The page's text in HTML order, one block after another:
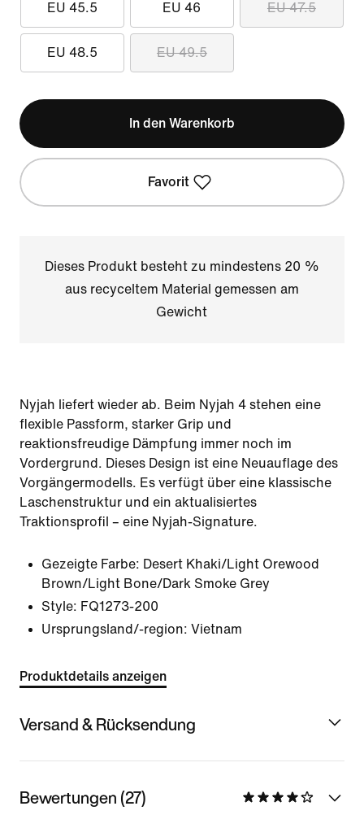
EU 45.5 EU 46 EU 47.5
EU 48.5 EU 49.5
In den Warenkorb
Favorit
Dieses Produkt besteht zu mindestens 20 %
aus recyceltem Material gemessen am
Gewicht
Nyjah liefert wieder ab. Beim Nyjah 4 stehen eine
flexible Passform, starker Grip und
reaktionsfreudige Dämpfung immer noch im
Vordergrund. Dieses Design ist eine Neuauflage des
Vorgängermodells. Es verfügt über eine klassische
Laschenstruktur und ein aktualisiertes
Traktionsprofil – eine Nyjah-Signature.
Gezeigte Farbe: Desert Khaki/Light Orewood
Brown/Light Bone/Dark Smoke Grey
Style: FQ1273-200
Ursprungsland/-region: Vietnam
Produktdetails anzeigen
Versand & Rücksendung
Bewertungen (27)